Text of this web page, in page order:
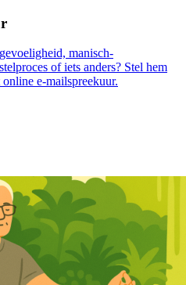
manisch-
of iets anders? Stel hem
e-mailspreekuur.